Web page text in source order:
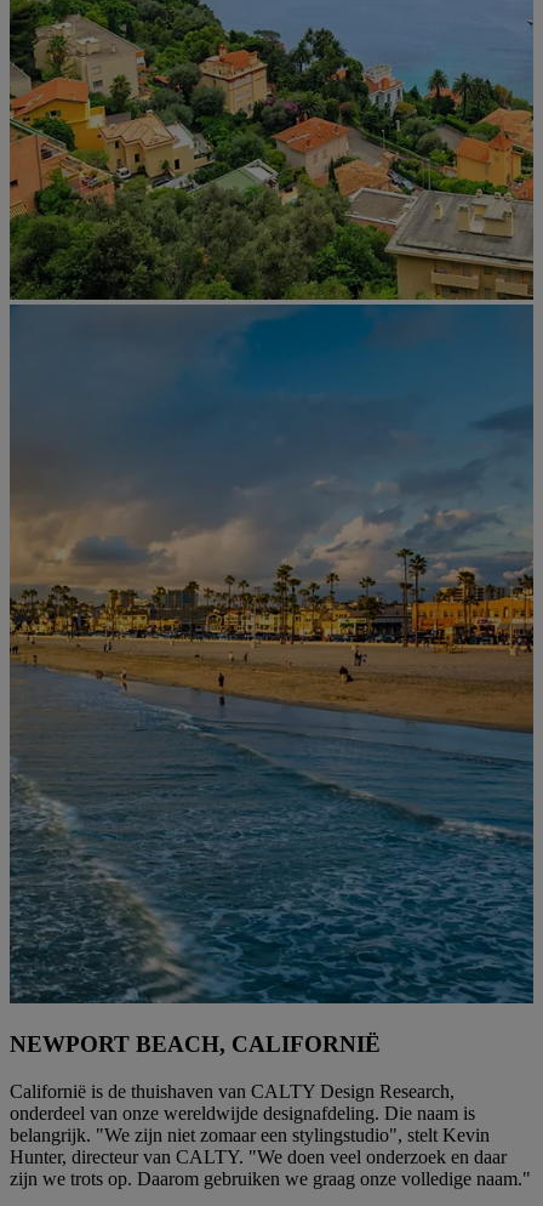
NEWPORT BEACH, CALIFORNIË
Californië is de thuishaven van CALTY Design Research,
onderdeel van onze wereldwijde designafdeling. Die naam is
belangrijk. "We zijn niet zomaar een stylingstudio", stelt Kevin
Hunter, directeur van CALTY. "We doen veel onderzoek en daar
zijn we trots op. Daarom gebruiken we graag onze volledige naam."